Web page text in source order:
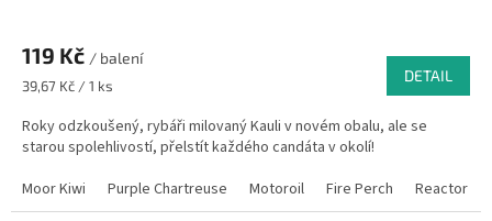
119 Kč / balení
Měrná
39,67 Kč / 1 ks
DETAIL
Roky odzkoušený, rybáři milovaný Kauli v novém obalu, ale se
starou spolehlivostí, přelstít každého candáta v okolí!
Moor Kiwi
Purple Chartreuse Motoroil Fire Perch Reactor